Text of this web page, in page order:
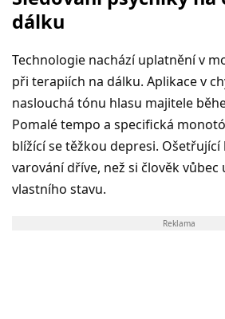
dálku
Technologie nachází uplatnění v
při terapiích na dálku. Aplikace v
naslouchá tónu hlasu majitele
Pomalé tempo a specifická
blížící se těžkou depresi.
varování dříve, než si člověk
vlastního stavu.
Reklama